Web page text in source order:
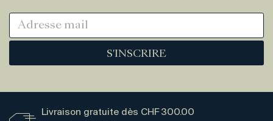
S'INSCRIRE
Livraison gratuite dès CHF 300.00